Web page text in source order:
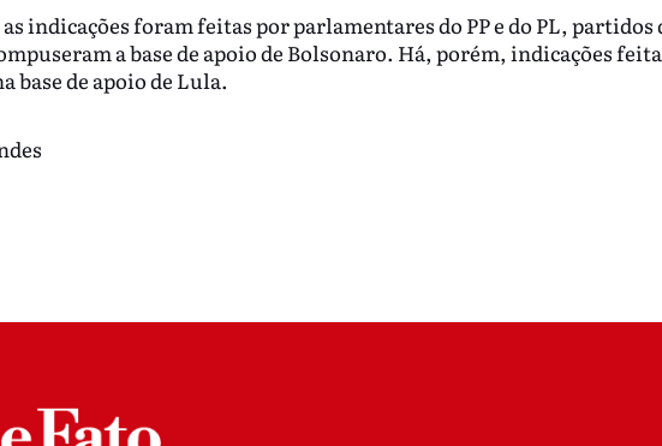
as indicações foram feitas por parlamentares do PP e do PL, partidos
a base de apoio de Bolsonaro. Há, porém, indicações
base de apoio de Lula.